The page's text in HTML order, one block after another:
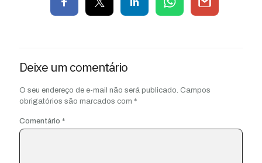
Deixe um comentário
O seu endereço de e-mail não será publicado. Campos
obrigatórios são marcados com *
Comentário *